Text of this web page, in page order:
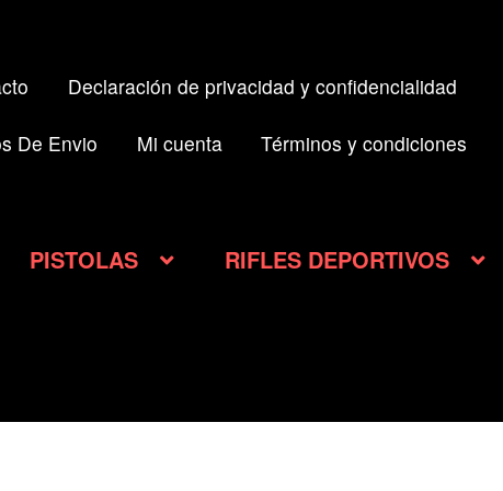
Declaración de privacidad y confidencialidad
De Envio Mi cuenta Términos y condiciones
PISTOLAS RIFLES DEPORTIVOS